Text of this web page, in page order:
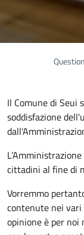
Il Comune di Seui
soddisfazione
cittadini al fine di
Vorremmo
contenute nei
opinione è per